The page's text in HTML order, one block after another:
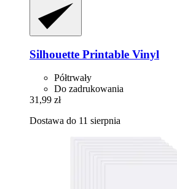
Silhouette Printable Vinyl
Półtrwały
Do zadrukowania
31,99 zł
Dostawa do 11 sierpnia